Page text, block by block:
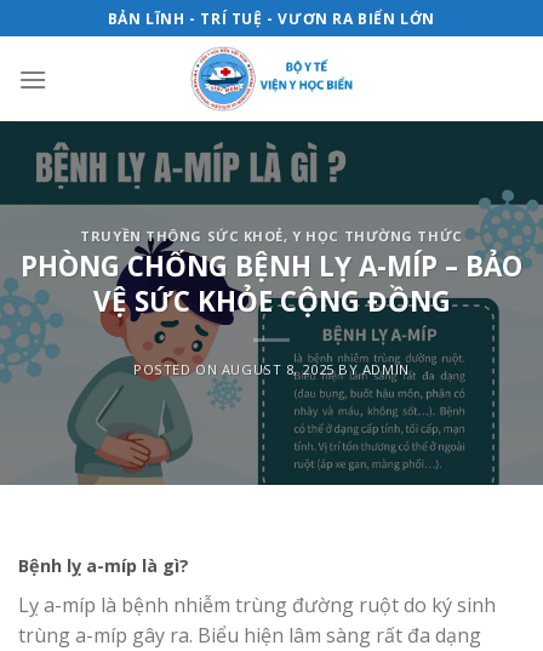
to
content
BẢN LĨNH - TRÍ TUỆ - VƯƠN RA BIỂN LỚN
TRUYỀN THÔNG SỨC KHOẺ,Y HỌC THƯỜNG THỨC
PHÒNG CHỐNG BỆNH LỴ A-MÍP – BẢO
VỆ SỨC KHỎE CỘNG ĐỒNG
POSTED ON AUGUST 8, 2025BYADMIN
Bệnh lỵ a-míp là gì?
Lỵ a-míp là bệnh nhiễm trùng đường ruột do ký sinh
trùng a-míp gây ra. Biểu hiện lâm sàng rất đa dạng